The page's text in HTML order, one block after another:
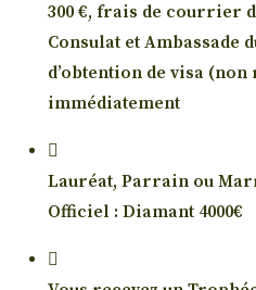
300 €, frais de courrier
Consulat et
d’obtention de visa
immédiatement
Lauréat, Parrain ou
Officiel : Diamant 4000€